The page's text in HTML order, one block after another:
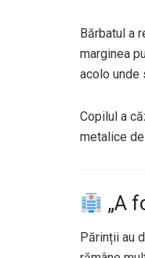
Bărbatul a
marginea
acolo unde
Copilul a
metalice
„A
Părinții au